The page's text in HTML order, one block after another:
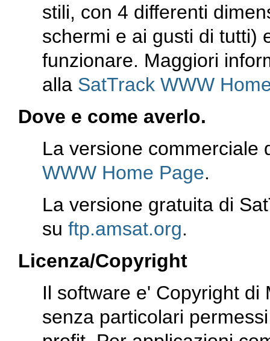
stili, con 4 differenti
schermi e ai gusti di tutti)
funzionare. Maggiori
alla SatTrack WWW
Dove e come averlo.
La versione
WWW Home Page.
La versione gratuita di
su ftp.amsat.org.
Licenza/Copyright
Il software e' Copyright di
senza particolari